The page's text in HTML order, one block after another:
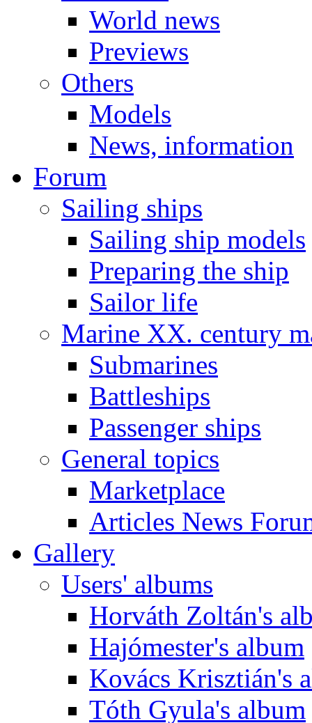
World news
Previews
Others
Models
News, information
Forum
Sailing ships
Sailing ship models
Preparing the ship
Sailor life
Marine XX. century
Submarines
Battleships
Passenger ships
General topics
Marketplace
Articles News
Gallery
Users' albums
Horváth Zoltán's
Hajómester's album
Kovács Krisztián's
Tóth Gyula's album